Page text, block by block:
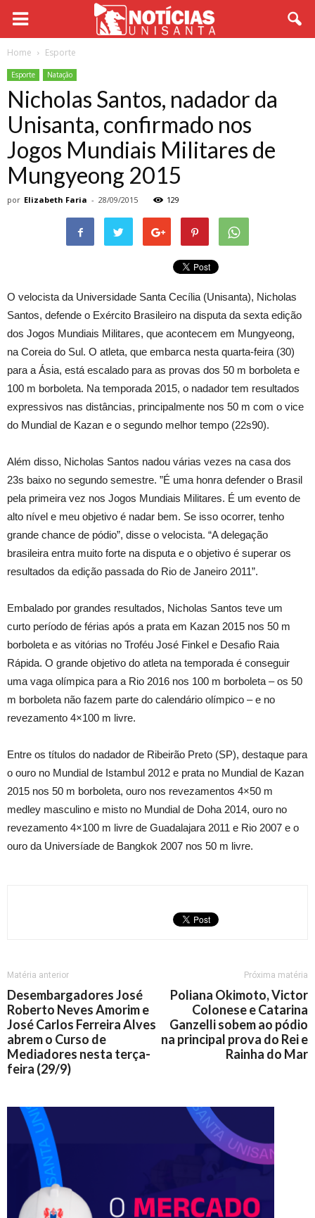
Home Esporte
Esporte Natação
Nicholas Santos, nadador da
Unisanta, confirmado nos
Jogos Mundiais Militares de
Mungyeong 2015
por Elizabeth Faria - 28/09/2015 129
O velocista da Universidade Santa Cecília (Unisanta), Nicholas
Santos, defende o Exército Brasileiro na disputa da sexta edição
dos Jogos Mundiais Militares, que acontecem em Mungyeong,
na Coreia do Sul. O atleta, que embarca nesta quarta-feira (30)
para a Ásia, está escalado para as provas dos 50 m borboleta e
100 m borboleta. Na temporada 2015, o nadador tem resultados
expressivos nas distâncias, principalmente nos 50 m com o vice
do Mundial de Kazan e o segundo melhor tempo (22s90).
Além disso, Nicholas Santos nadou várias vezes na casa dos
23s baixo no segundo semestre. ”É uma honra defender o Brasil
pela primeira vez nos Jogos Mundiais Militares. É um evento de
alto nível e meu objetivo é nadar bem. Se isso ocorrer, tenho
grande chance de pódio”, disse o velocista. “A delegação
brasileira entra muito forte na disputa e o objetivo é superar os
resultados da edição passada do Rio de Janeiro 2011”.
Embalado por grandes resultados, Nicholas Santos teve um
curto período de férias após a prata em Kazan 2015 nos 50 m
borboleta e as vitórias no Troféu José Finkel e Desafio Raia
Rápida. O grande objetivo do atleta na temporada é conseguir
uma vaga olímpica para a Rio 2016 nos 100 m borboleta – os 50
m borboleta não fazem parte do calendário olímpico – e no
revezamento 4×100 m livre.
Entre os títulos do nadador de Ribeirão Preto (SP), destaque para
o ouro no Mundial de Istambul 2012 e prata no Mundial de Kazan
2015 nos 50 m borboleta, ouro nos revezamentos 4×50 m
medley masculino e misto no Mundial de Doha 2014, ouro no
revezamento 4×100 m livre de Guadalajara 2011 e Rio 2007 e o
ouro da Universíade de Bangkok 2007 nos 50 m livre.
Matéria anterior
Desembargadores José
Roberto Neves Amorim e
José Carlos Ferreira Alves
abrem o Curso de
Mediadores nesta terça-
feira (29/9)
Próxima matéria
Poliana Okimoto, Victor
Colonese e Catarina
Ganzelli sobem ao pódio
na principal prova do Rei e
Rainha do Mar